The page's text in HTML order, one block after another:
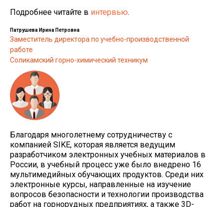
Подробнее читайте в интервью.
Патрушева Ирина Петровна
Заместитель директора по учебно-производственной
работе
Соликамский горно-химический техникум
Благодаря многолетнему сотрудничеству с
компанией SIKE, которая является ведущим
разработчиком электронных учебных материалов в
России, в учебный процесс уже было внедрено 16
мультимедийных обучающих продуктов. Среди них
электронные курсы, направленные на изучение
вопросов безопасности и технологии производства
работ на горнорудных предприятиях, а также 3D-